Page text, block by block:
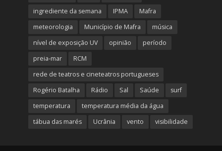
ingrediente da semana
IPMA
Mafra
meteorologia
Município de Mafra
música
nível de exposição UV
opinião
período
preia-mar
RCM
rede de teatros e cineteatros portugueses
Rogério Batalha
Rádio Sal Saúde
surf
temperatura
temperatura média da água
tábua das marés
Ucrânia vento visibilidade